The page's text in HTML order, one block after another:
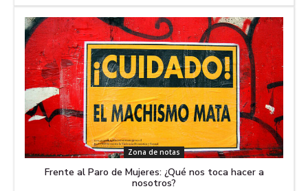
Zona de notas
Frente al Paro de Mujeres: ¿Qué nos toca hacer a
nosotros?